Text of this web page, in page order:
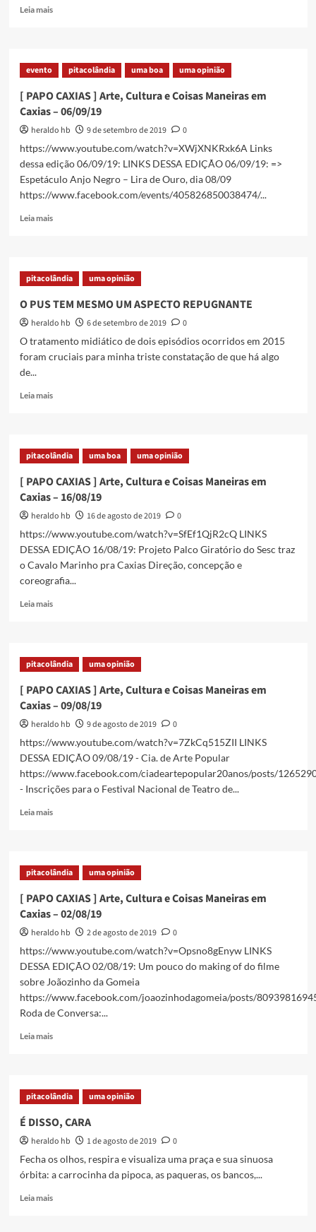
Leia maisRead
PAPO
CAXIAS
13/06/2020
evento pitacolândia uma boa uma opinião
[ PAPO CAXIAS ] Arte, Cultura e Coisas Maneiras em
Caxias – 06/09/19
heraldo hb 9 de setembro de 2019
0
https://www.youtube.com/watch?v=XWjXNKRxk6A Links
dessa edição 06/09/19: LINKS DESSA EDIÇÃO 06/09/19: =>
Espetáculo Anjo Negro – Lira de Ouro, dia 08/09
https://www.facebook.com/events/405826850038474/...
Leia maisRead
PAPO
CAXIAS
Arte,
Cultura
Maneiras
pitacolândia uma opinião
O PUS TEM MESMO UM ASPECTO REPUGNANTE
heraldo hb 6 de setembro de 2019
0
O tratamento midiático de dois episódios ocorridos em 2015
foram cruciais para minha triste constatação de que há algo
de...
Leia maisRead
PUS
TEM
UM
ASPECTO
REPUGNANTE
pitacolândia uma boa uma opinião
[ PAPO CAXIAS ] Arte, Cultura e Coisas Maneiras em
Caxias – 16/08/19
heraldo hb 16 de agosto de 2019
0
https://www.youtube.com/watch?v=SfEf1QjR2cQ LINKS
DESSA EDIÇÃO 16/08/19: Projeto Palco Giratório do Sesc traz
o Cavalo Marinho pra Caxias Direção, concepção e
coreografia...
Leia maisRead
PAPO
CAXIAS
Arte,
Cultura
e
Maneiras
em
Caxias
–
pitacolândia uma opinião
[ PAPO CAXIAS ] Arte, Cultura e Coisas Maneiras em
Caxias – 09/08/19
heraldo hb 9 de agosto de 2019
0
https://www.youtube.com/watch?v=7ZkCq515ZII LINKS
DESSA EDIÇÃO 09/08/19 - Cia. de Arte Popular
https://www.facebook.com/ciadeartepopular20anos/posts/
- Inscrições para o Festival Nacional de Teatro de...
Leia maisRead
PAPO
CAXIAS
Arte,
Cultura
e
Maneiras
em
Caxias
–
09/08/19
pitacolândia uma opinião
[ PAPO CAXIAS ] Arte, Cultura e Coisas Maneiras em
Caxias – 02/08/19
heraldo hb 2 de agosto de 2019
0
https://www.youtube.com/watch?v=Opsno8gEnyw LINKS
DESSA EDIÇÃO 02/08/19: Um pouco do making of do filme
sobre Joãozinho da Gomeia
https://www.facebook.com/joaozinhodagomeia/posts/
Roda de Conversa:...
Leia maisRead
PAPO
CAXIAS
Arte,
Cultura
Maneiras
em
pitacolândia uma opinião
É DISSO, CARA
heraldo hb 1 de agosto de 2019
0
Fecha os olhos, respira e visualiza uma praça e sua sinuosa
órbita: a carrocinha da pipoca, as paqueras, os bancos,...
Leia maisRead